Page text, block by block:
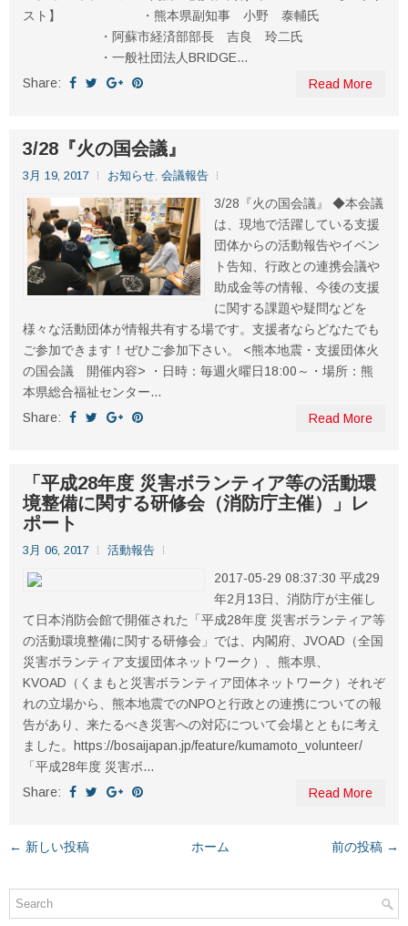
スト】 ・熊本県副知事 小野 泰輔氏
・阿蘇市経済部部長 吉良 玲二氏
・一般社団法人BRIDGE...
Share:
Read More
3/28『火の国会議』
3月 19, 2017 お知らせ, 会議報告
3/28『火の国会議』 ◆本会議
は、現地で活躍している支援
団体からの活動報告やイベン
ト告知、行政との連携会議や
助成金等の情報、今後の支援
に関する課題や疑問などを
様々な活動団体が情報共有する場です。支援者ならどなたでも
ご参加できます！ぜひご参加下さい。 <熊本地震・支援団体火
の国会議 開催内容> ・日時：毎週火曜日18:00～・場所：熊
本県総合福祉センター...
Share:
Read More
「平成28年度 災害ボランティア等の活動環
境整備に関する研修会（消防庁主催）」レ
ポート
3月 06, 2017 活動報告
2017-05-29 08:37:30 平成29
年2月13日、消防庁が主催し
て日本消防会館で開催された「平成28年度 災害ボランティア等
の活動環境整備に関する研修会」では、内閣府、JVOAD（全国
災害ボランティア支援団体ネットワーク）、熊本県、
KVOAD（くまもと災害ボランティア団体ネットワーク）それぞ
れの立場から、熊本地震でのNPOと行政との連携についての報
告があり、来たるべき災害への対応について会場とともに考え
ました。https://bosaijapan.jp/feature/kumamoto_volunteer/
「平成28年度 災害ボ...
Share:
Read More
← 新しい投稿 前の投稿 →
ホーム